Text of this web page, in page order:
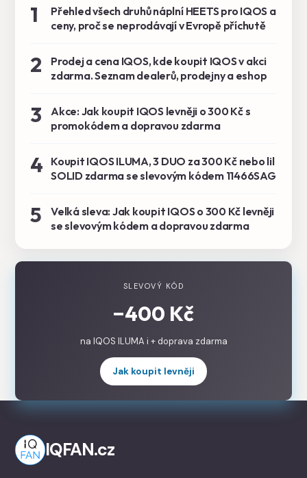
1
Přehled všech druhů náplní HEETS pro IQOS a
ceny, proč se neprodávají v Evropě příchutě
2
Prodej a cena IQOS, kde koupit IQOS v akci
zdarma. Seznam dealerů, prodejny a eshop
3
Akce: Jak koupit IQOS levněji o 300 Kč s
promokódem a dopravou zdarma
4
Koupit IQOS ILUMA, 3 DUO za 300 Kč nebo lil
SOLID zdarma se slevovým kódem 11466SAG
5
Velká sleva: Jak koupit IQOS o 300 Kč levněji
se slevovým kódem a dopravou zdarma
SLEVOVÝ KÓD
−400 Kč
na IQOS ILUMA i + doprava zdarma
Jak koupit levněji
IQFAN.cz